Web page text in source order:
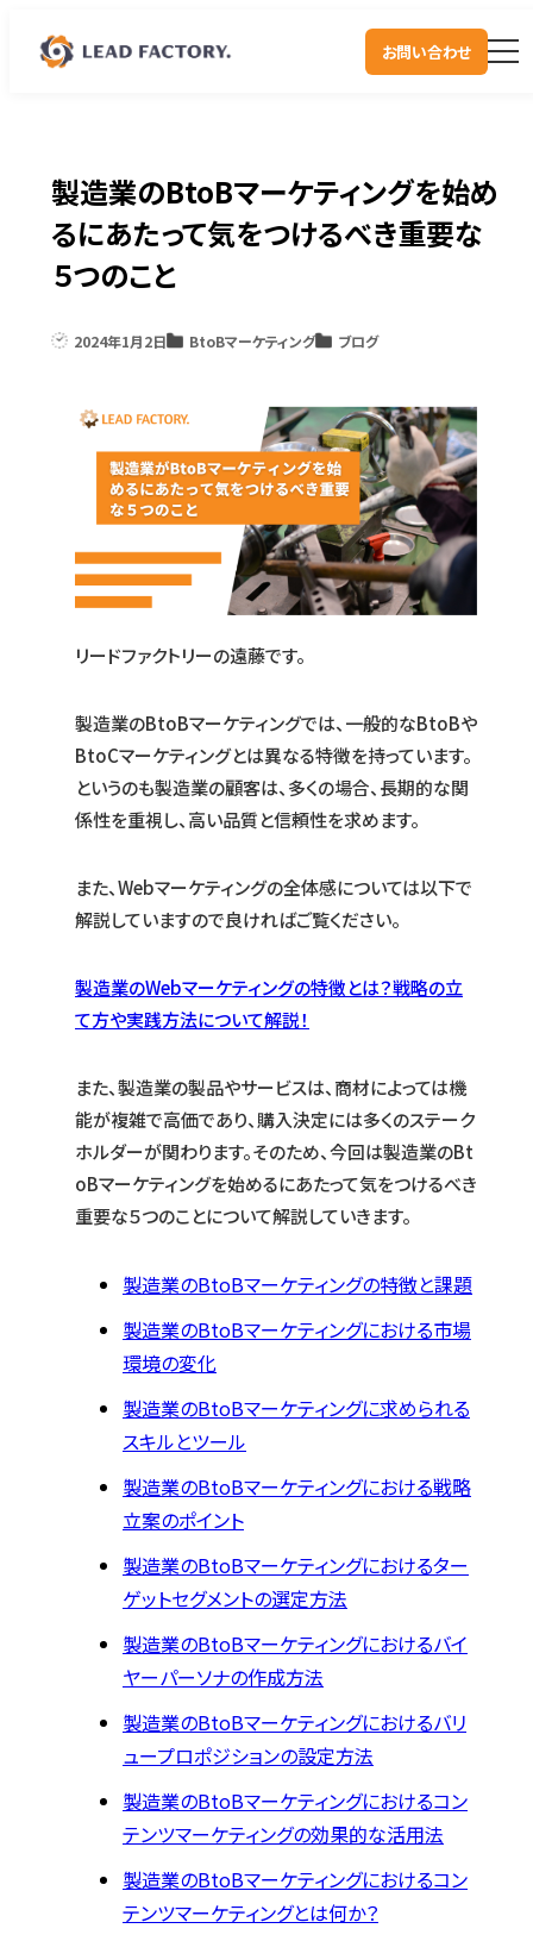
お問い合わせ
製造業のBtoBマーケティングを始め
るにあたって気をつけるべき重要な
５つのこと
2024年1月2日 BtoBマーケティング ブログ
リードファクトリーの遠藤です。
製造業のBtoBマーケティングでは、一般的なBtoBや
BtoCマーケティングとは異なる特徴を持っています。
というのも製造業の顧客は、多くの場合、長期的な関
係性を重視し、高い品質と信頼性を求めます。
また、Webマーケティングの全体感については以下で
解説していますので良ければご覧ください。
製造業のWebマーケティングの特徴とは？戦略の立
て方や実践方法について解説！
また、製造業の製品やサービスは、商材によっては機
能が複雑で高価であり、購入決定には多くのステーク
ホルダーが関わります。そのため、今回は製造業のBt
oBマーケティングを始めるにあたって気をつけるべき
重要な５つのことについて解説していきます。
製造業のBtoBマーケティングの特徴と課題
製造業のBtoBマーケティングにおける市場
環境の変化
製造業のBtoBマーケティングに求められる
スキルとツール
製造業のBtoBマーケティングにおける戦略
立案のポイント
製造業のBtoBマーケティングにおけるター
ゲットセグメントの選定方法
製造業のBtoBマーケティングにおけるバイ
ヤーパーソナの作成方法
製造業のBtoBマーケティングにおけるバリ
ュープロポジションの設定方法
製造業のBtoBマーケティングにおけるコン
テンツマーケティングの効果的な活用法
製造業のBtoBマーケティングにおけるコン
テンツマーケティングとは何か？